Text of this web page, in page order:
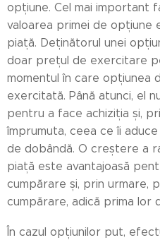
opțiune. Cel mai important
valoarea primei de opțiune
piață. Deținătorul unei
doar prețul de exercitare
momentul în care opțiunea
exercitată. Până atunci, el
pentru a face achiziția și,
împrumuta, ceea ce îi
de dobândă. O creștere a
piață este avantajoasă
cumpărare și, prin urmare,
cumpărare, adică prima lor
În cazul opțiunilor put,